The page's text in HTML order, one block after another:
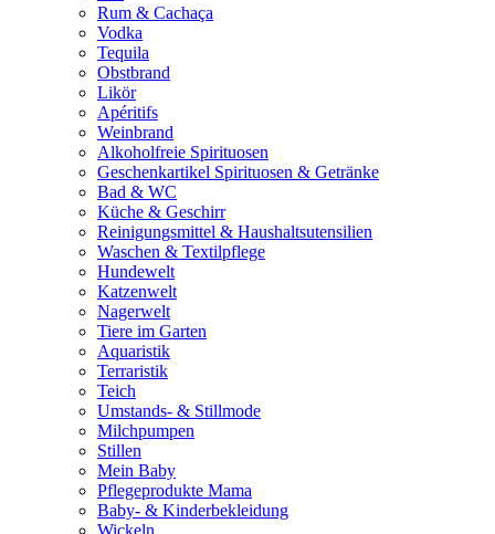
Rum & Cachaça
Vodka
Tequila
Obstbrand
Likör
Apéritifs
Weinbrand
Alkoholfreie Spirituosen
Geschenkartikel Spirituosen & Getränke
Bad & WC
Küche & Geschirr
Reinigungsmittel & Haushaltsutensilien
Waschen & Textilpflege
Hundewelt
Katzenwelt
Nagerwelt
Tiere im Garten
Aquaristik
Terraristik
Teich
Umstands- & Stillmode
Milchpumpen
Stillen
Mein Baby
Pflegeprodukte Mama
Baby- & Kinderbekleidung
Wickeln